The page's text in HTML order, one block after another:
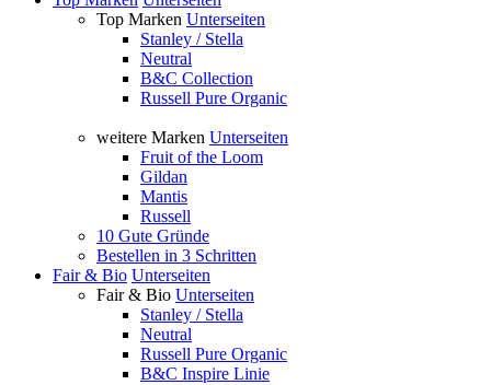
Top Marken Unterseiten
Stanley / Stella
Neutral
B&C Collection
Russell Pure Organic
weitere Marken Unterseiten
Fruit of the Loom
Gildan
Mantis
Russell
10 Gute Gründe
Bestellen in 3 Schritten
Fair & Bio Unterseiten
Fair & Bio Unterseiten
Stanley / Stella
Neutral
Russell Pure Organic
B&C Inspire Linie